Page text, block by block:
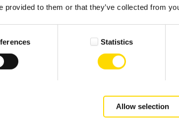
provided to them or that they’ve collected from
Statistics
Allow selection
5.0 z 5.0
podany jest na podstawie 29 opinii.
Zobacz wszystkie